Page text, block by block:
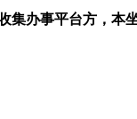
办事平台方，本